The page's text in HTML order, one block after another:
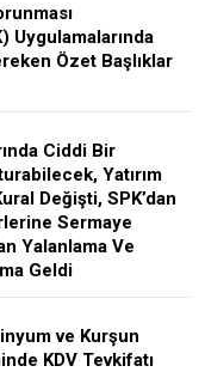
Uygulamalarında
Özet Başlıklar
Ciddi Bir
Yatırım
Değişti, SPK’dan
Sermaye
Yalanlama Ve
Geldi
ve Kurşun
KDV Tevkifatı